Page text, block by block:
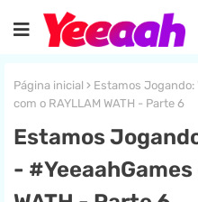
Página inicial
Estamos Jogando:
com o RAYLLAM WATH - Parte 6
Estamos
- #YeeaahGames